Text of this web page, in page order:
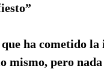
que ha cometido
mismo, pero